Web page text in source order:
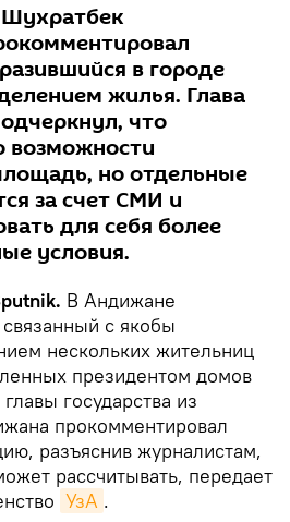
в городе
жилья. Глава
что
но отдельные
за счет СМИ и
для себя более
условия.
В Андижане
с якобы
нескольких жительниц
президентом домов
государства из
прокомментировал
разъяснив журналистам,
рассчитывать, передает
УзА .